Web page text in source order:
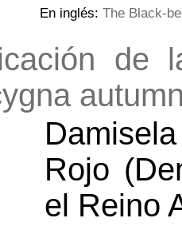
En inglés: The Black-
de
Rojo
el Reino